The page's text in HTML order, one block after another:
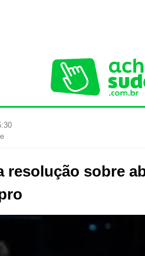
resolução sobre